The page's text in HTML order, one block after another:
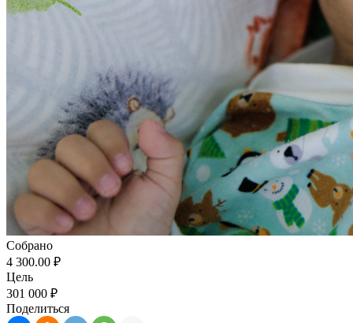
Собрано
4 300.00 ₽
Цель
301 000 ₽
Поделиться